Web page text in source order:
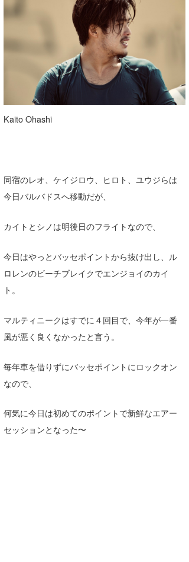
Kaito Ohashi
同宿のレオ、ケイジロウ、ヒロト、ユウジらは
今日バルバドスへ移動だが、
カイトとシノは明後日のフライトなので、
今日はやっとバッセポイントから抜け出し、ル
ロレンのビーチブレイクでエンジョイのカイ
ト。
マルティニークはすでに４回目で、今年が一番
風が悪く良くなかったと言う。
毎年車を借りずにバッセポイントにロックオン
なので、
何気に今日は初めてのポイントで新鮮なエアー
セッションとなった〜